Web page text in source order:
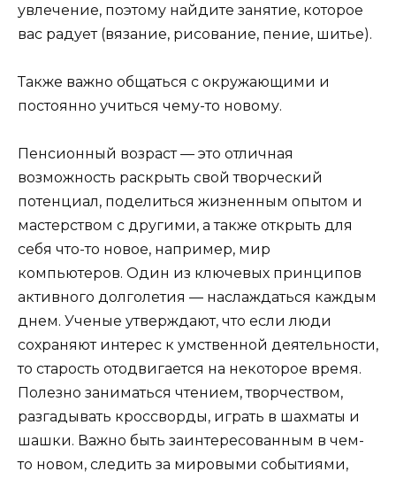
увлечение, поэтому найдите занятие, которое
вас радует (вязание, рисование, пение, шитье).
Также важно общаться с окружающими и
постоянно учиться чему-то новому.
Пенсионный возраст — это отличная
возможность раскрыть свой творческий
потенциал, поделиться жизненным опытом и
мастерством с другими, а также открыть для
себя что-то новое, например, мир
компьютеров. Один из ключевых принципов
активного долголетия — наслаждаться каждым
днем. Ученые утверждают, что если люди
сохраняют интерес к умственной деятельности,
то старость отодвигается на некоторое время.
Полезно заниматься чтением, творчеством,
разгадывать кроссворды, играть в шахматы и
шашки. Важно быть заинтересованным в чем-
то новом, следить за мировыми событиями,